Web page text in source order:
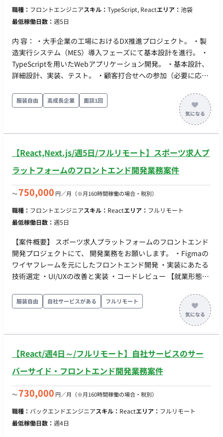
能性を広げたい方 ・困難にも本質的に向き合い、成果に責任を
持ってやり抜ける方 ・利他的視点でチームワークを重視できる
方 【稼働条件】 ・稼働開始時期：2025年12月以降 ・勤務地：
リモート可（東京都港区オフィスへの出社推奨日あり）
能です。
職種： フロントエンジニアスキル： TypeScript, Reactエリア： 池袋
最低稼働日数： 週5日
内 容： ・大手企業の工場におけるDX推進プロジェクト。 ・製
造実行システム（MES）導入フェーズにて基本設計を進行。 ・
TypeScriptを用いたWebアプリケーション開発。 ・基本設計、
詳細設計、実装、テスト。 ・顧客打合せへの参加（必要に応じ
服装自由 高成長企業 面談1回
【React,Next.js/週5日/フルリモート】スポーツ求人プ
ラットフォームのフロントエンド開発業務案件
〜750,000 円／月 （※月160時間稼働の場合・税別）
職種： フロントエンジニアスキル： Reactエリア： フルリモート
最低稼働日数： 週5日
【案件概要】 スポーツ求人プラットフォームのフロントエンド
開発プロジェクトにて、 開発業務をお願いします。 ・Figmaの
ワイヤフレームを元にしたフロントエンド開発 ・実装にあたる
技術選定 ・UI/UXの改善と実装 ・コードレビュー 【就業形態に
リーでのMTGでコミュニケーションを行いながら開発いただき
ます。 ◆補足◆ 事業拡大に伴う増員募集となっております。 基
本的には長期参画が前提となりますので、短期間で案件を移り
たい方はお断りいたします。 ◆主な開発環境・ツール◆ ・言
ール：Github・Slack・Zoom・JIRA・Confluence・Notion
服装自由 自社サービスがある フルリモート
【React/週4日～/フルリモート】自社サービスのサー
バーサイド・フロントエンド開発業務案件
〜730,000 円／月 （※月160時間稼働の場合・税別）
職種： バックエンドエンジニアスキル： Reactエリア： フルリモート
最低稼働日数： 週4日